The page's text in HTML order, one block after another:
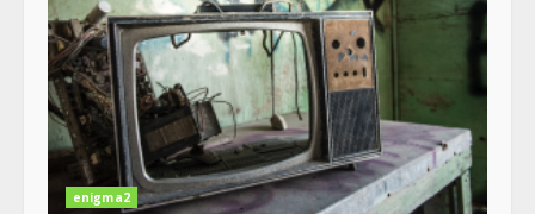
enigma2